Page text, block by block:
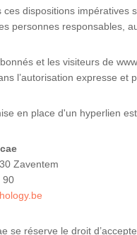
ces dispositions impératives
personnes responsables,
et les visiteurs de
l’autorisation expresse et
en place d'un hyperlien
Zaventem
90
se réserve le droit